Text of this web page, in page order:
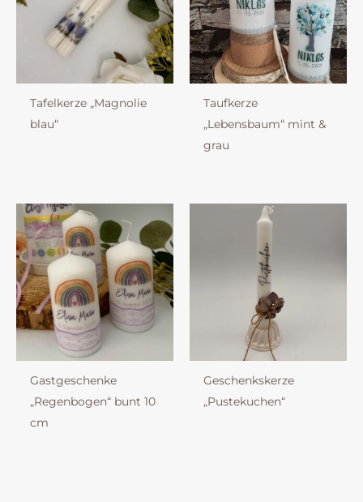
Tafelkerze „Magnolie
blau“
Taufkerze
„Lebensbaum“ mint &
grau
Gastgeschenke
„Regenbogen“ bunt 10
cm
Geschenkskerze
„Pustekuchen“